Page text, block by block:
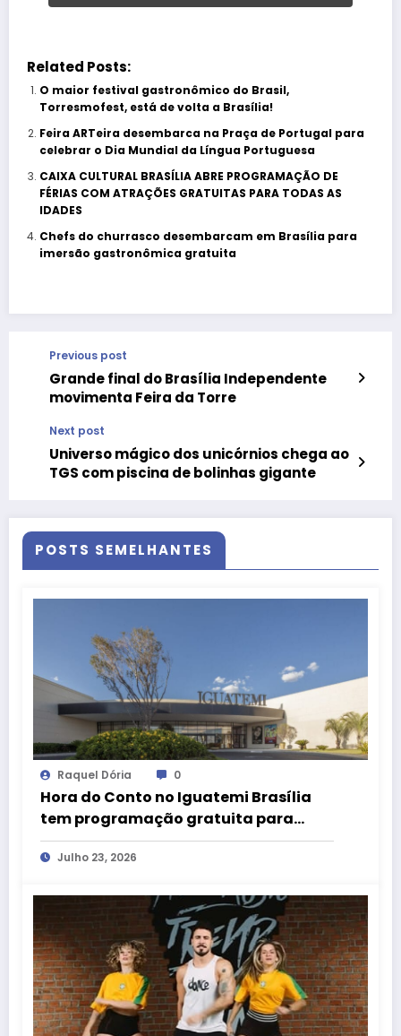
Related Posts:
O maior festival gastronômico do Brasil,
Torresmofest, está de volta a Brasília!
Feira ARTeira desembarca na Praça de Portugal para
celebrar o Dia Mundial da Língua Portuguesa
CAIXA CULTURAL BRASÍLIA ABRE PROGRAMAÇÃO DE
FÉRIAS COM ATRAÇÕES GRATUITAS PARA TODAS AS
IDADES
Chefs do churrasco desembarcam em Brasília para
imersão gastronômica gratuita
Previous post
Grande final do Brasília Independente
movimenta Feira da Torre
Next post
Universo mágico dos unicórnios chega ao
TGS com piscina de bolinhas gigante
POSTS SEMELHANTES
Raquel Dória 0
Hora do Conto no Iguatemi Brasília
tem programação gratuita para
crianças neste fim de semana
Julho 23, 2026